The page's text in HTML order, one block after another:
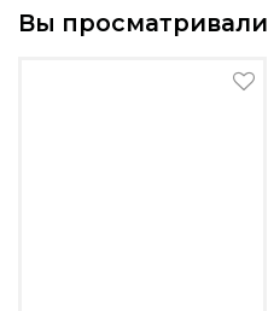
Вы просматривали